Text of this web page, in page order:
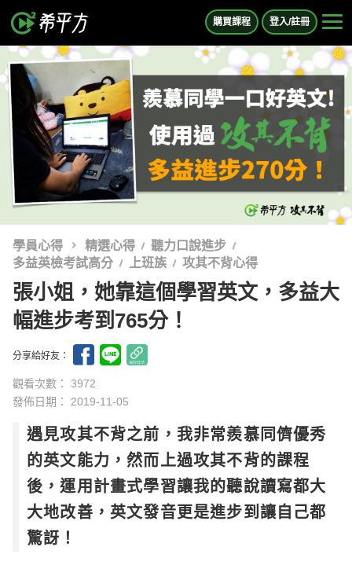
購買課程 登入/註冊
學員心得 精選心得
聽力口說進步
多益英檢考試高分
上班族 攻其不背心得
張小姐，她靠這個學習英文，多益大
幅進步考到765分！
分享給好友：
觀看次數： 3972
發佈日期： 2019-11-05
遇見攻其不背之前，我非常羨慕同儕優秀
的英文能力，然而上過攻其不背的課程
後，運用計畫式學習讓我的聽說讀寫都大
大地改善，英文發音更是進步到讓自己都
驚訝！